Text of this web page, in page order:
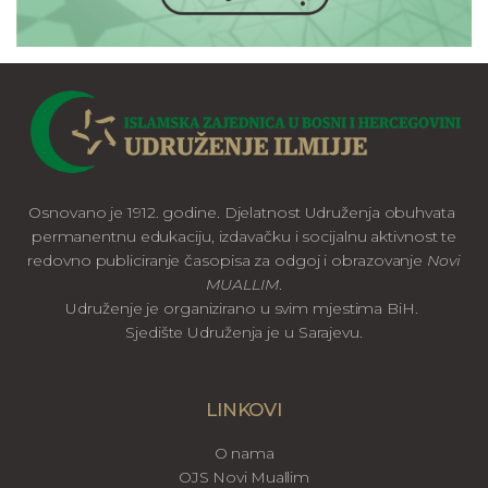
Osnovano je 1912. godine. Djelatnost Udruženja obuhvata
permanentnu edukaciju, izdavačku i socijalnu aktivnost te
redovno publiciranje časopisa za odgoj i obrazovanje Novi
MUALLIM.
Udruženje je organizirano u svim mjestima BiH.
Sjedište Udruženja je u Sarajevu.
LINKOVI
O nama
OJS Novi Muallim